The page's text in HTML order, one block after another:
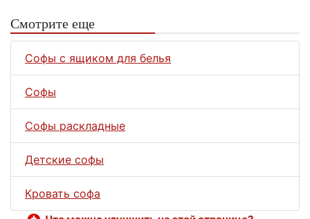
Смотрите еще
Софы с ящиком для белья
Софы
Софы раскладные
Детские софы
Кровать софа